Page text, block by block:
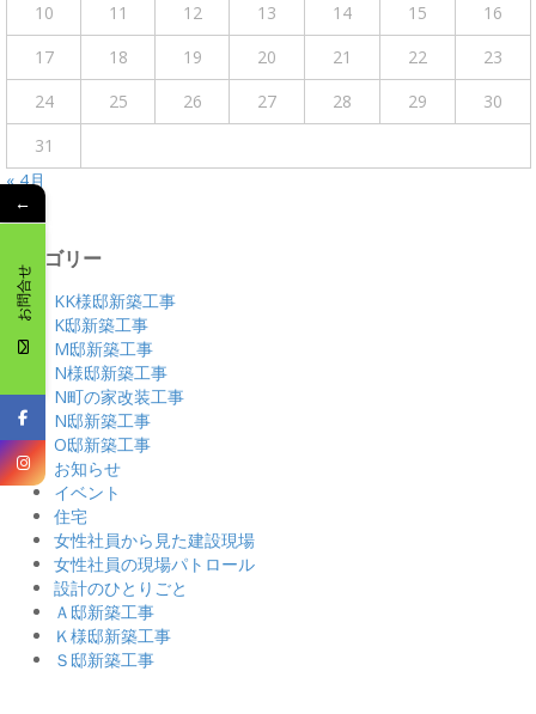
10
11 12 13 14 15
16
17
18 19 20 21 22
23
24
25 26 27 28 29
30
31
« 4月
カテゴリー
KK様邸新築工事
K邸新築工事
M邸新築工事
N様邸新築工事
N町の家改装工事
N邸新築工事
O邸新築工事
お知らせ
イベント
住宅
女性社員から見た建設現場
女性社員の現場パトロール
設計のひとりごと
Ａ邸新築工事
Ｋ様邸新築工事
Ｓ邸新築工事
←
お問合せ